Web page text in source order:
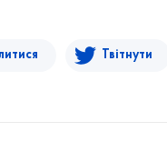
Твітнути